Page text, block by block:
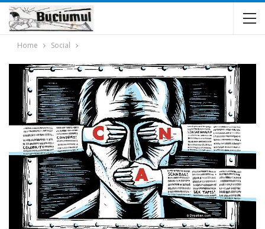
Home Social